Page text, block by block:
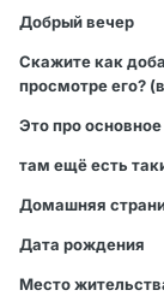
Добрый вечер
Скажите как
просмотре его?
Это про
там ещё есть
Домашняя
Дата рождения
Место